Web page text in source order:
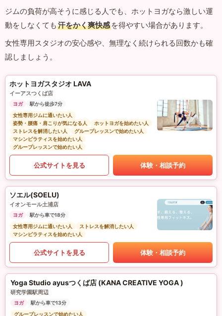
ジムの負荷が高そうに感じる人でも、ホットヨガなら激しい運
動をしなくても 汗をかく爽快感 を得やすい場合があります。
女性専用スタジオの安心感や、無理なく続けられる回数かも確
認しましょう。
ホットヨガスタジオ LAVA
イーアスつくば店
ヨガ
駅から徒歩7分
女性専用ジムに通いたい人
姿勢・腰痛・肩こりが気になる人
ホットヨガを始めたい人
ストレスを解消したい人
グループレッスンで始めたい人
マシンピラティスを始めたい人
グループレッスンで始めたい人
公式サイトを見る 体験・相談予約
ソエル(SOELU)
イオンモール土浦店
ヨガ
駅から車で18分
女性専用ジムに通いたい人
ストレスを解消したい人
マシンピラティスを始めたい人
公式サイトを見る 体験・相談予約
Yoga Studio ayusつくば店 (KANA CREATIVE YOGA )
研究学園駅周辺
ヨガ
駅から車で13分
グループレッスンで始めたい人